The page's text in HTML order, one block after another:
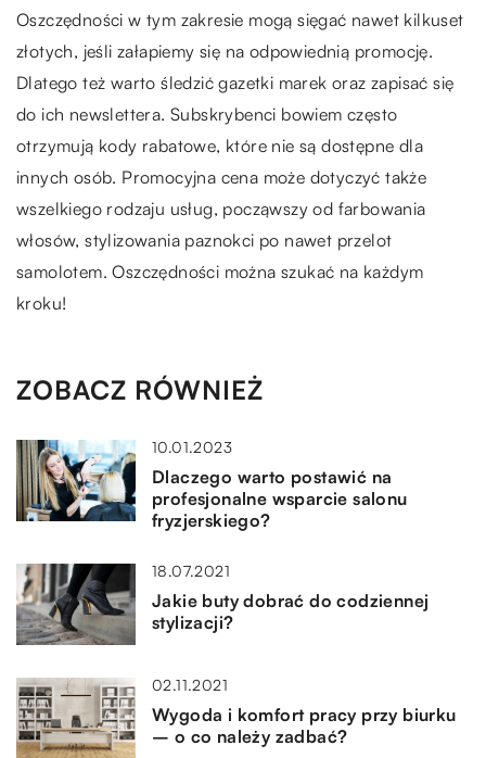
Oszczędności w tym zakresie mogą sięgać nawet kilkuset
złotych, jeśli załapiemy się na odpowiednią promocję.
Dlatego też warto śledzić gazetki marek oraz zapisać się
do ich newslettera. Subskrybenci bowiem często
otrzymują kody rabatowe, które nie są dostępne dla
innych osób. Promocyjna cena może dotyczyć także
wszelkiego rodzaju usług, począwszy od farbowania
włosów, stylizowania paznokci po nawet przelot
samolotem. Oszczędności można szukać na każdym
kroku!
ZOBACZ RÓWNIEŻ
10.01.2023
Dlaczego warto postawić na
profesjonalne wsparcie salonu
fryzjerskiego?
18.07.2021
Jakie buty dobrać do codziennej
stylizacji?
02.11.2021
Wygoda i komfort pracy przy biurku
– o co należy zadbać?